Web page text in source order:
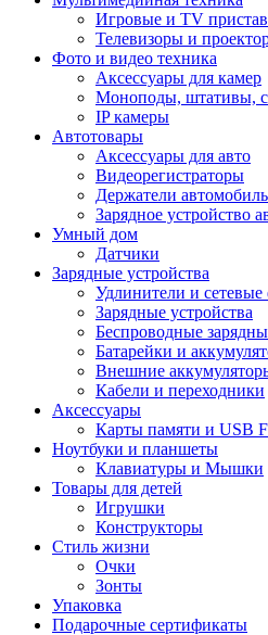
Игровые и TV
Телевизоры и
Фото и видео техника
Аксессуары для камер
Моноподы, штативы,
IP камеры
Автотовары
Аксессуары для авто
Видеорегистраторы
Держатели
Зарядное устройство
Умный дом
Датчики
Зарядные устройства
Удлинители и
Зарядные устройства
Беспроводные
Батарейки и
Внешние
Кабели и переходники
Аксессуары
Карты памяти и USB
Ноутбуки и планшеты
Клавиатуры и Мышки
Товары для детей
Игрушки
Конструкторы
Стиль жизни
Очки
Зонты
Упаковка
Подарочные сертификаты